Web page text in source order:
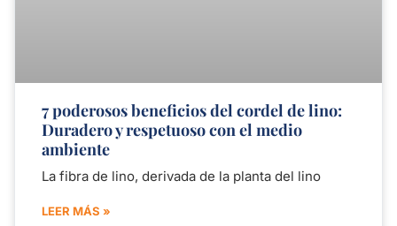
7 poderosos beneficios del cordel de lino:
Duradero y respetuoso con el medio
ambiente
La fibra de lino, derivada de la planta del lino
LEER MÁS »